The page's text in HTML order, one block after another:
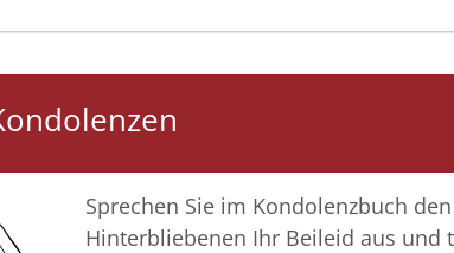
Sprechen Sie im Kondolenzbuch den
Hinterbliebenen Ihr Beileid aus und